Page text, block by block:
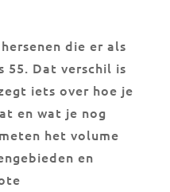
die er als
55. Dat verschil is
iets over hoe je
en wat je nog
het volume
en